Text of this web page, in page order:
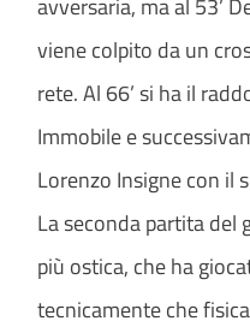
viene colpito da un
rete. Al 66’ si ha il
Immobile e
Lorenzo Insigne con il
La seconda partita del
più ostica, che ha
tecnicamente che